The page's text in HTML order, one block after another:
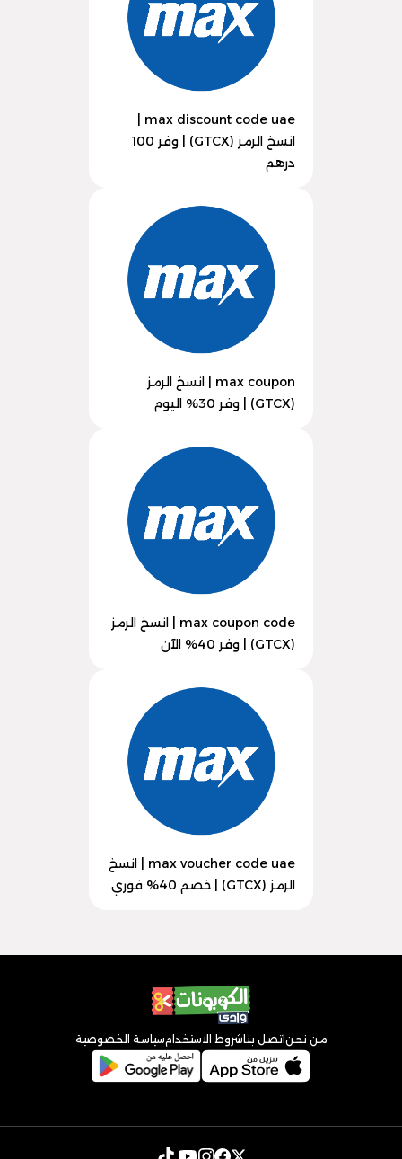
انسخ الرمز (GTCX) | وفر 100
درهم
max coupon | انسخ الرمز
(GTCX) | وفر 30% اليوم
max coupon code | انسخ الرمز
(GTCX) | وفر 40% الآن
max voucher code uae | انسخ
الرمز (GTCX) | خصم 40% فوري
من نحن اتصل بنا شروط الاستخدامسياسة الخصوصية